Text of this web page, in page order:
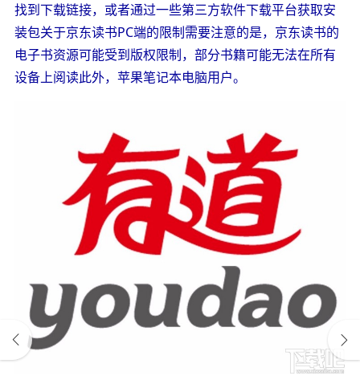
找到下载链接，或者通过一些第三方软件下载平台获取安
装包关于京东读书PC端的限制需要注意的是，京东读书的
电子书资源可能受到版权限制，部分书籍可能无法在所有
设备上阅读此外，苹果笔记本电脑用户。